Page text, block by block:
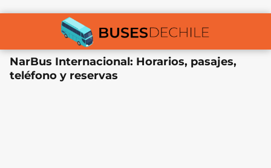
NarBus Internacional: Horarios, pasajes,
teléfono y reservas